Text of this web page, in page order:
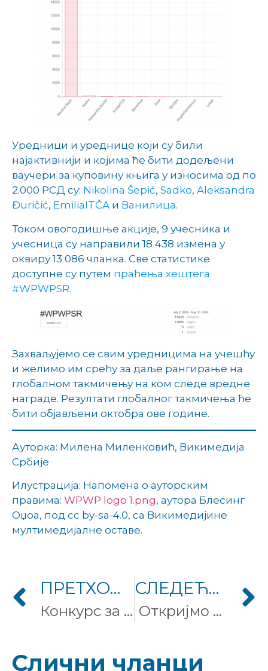
Уредници и уреднице који су били
најактивнији и којима ће бити додељени
ваучери за куповину књига у износима од по
2.000 РСД су: Nikolina Šepić, Sadko, Aleksandra
Đuričić, EmiliaITČA и Ванилица.
Током овогодишње акције, 9 учесника и
учесница су направили 18 438 измена у
оквиру 13 086 чланка. Све статистике
доступне су путем праћења хештега
#WPWPSR.
Захваљујемо се свим уредницима на учешћу
и желимо им срећу за даље рангирање на
глобалном такмичењу на ком следе вредне
награде. Резултати глобалног такмичења ће
бити објављени октобра ове године.
Ауторка: Милена Миленковић, Викимедија
Србије
Илустрација: Напомена о ауторским
правима: WPWP logo 1.png, аутора Блесинг
Оџоа, под cc by-sa-4.0, са Викимедијине
мултимедијалне оставе.
ПРЕТХОДНИ ЧЛАНАК
Конкурс за реализацију и финансирање волонтерских пројеката Викимедије Србије 2025.
СЛЕДЕЋИ ЧЛАНАК
Откријмо заједно Азију!
Слични чланци